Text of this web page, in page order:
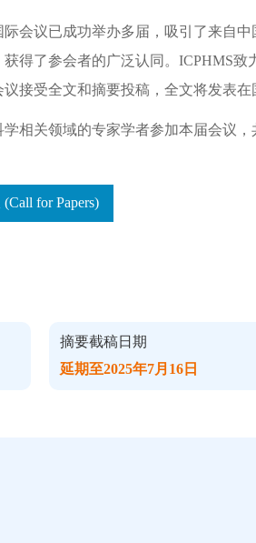
会议已成功举办多届，吸引了来自
得了参会者的广泛认同。ICPHMS
接受全文和摘要投稿，全文将发表在
相关领域的专家学者参加本届会议
for Papers)
摘要截稿日期
延期至2025年7月16日